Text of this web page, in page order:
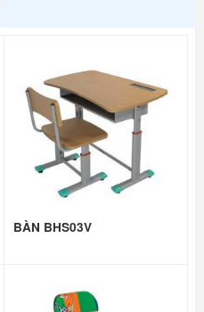
BÀN BHS03V